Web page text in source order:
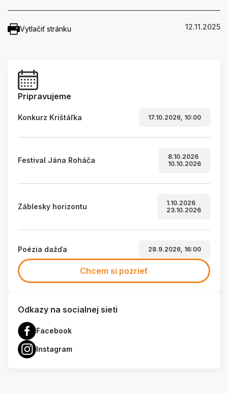
Vytlačiť stránku 12.11.2025
Pripravujeme
Konkurz Krištáľka 17.10.2026, 10:00
Festival Jána Roháča
8.10.2026
10.10.2026
Záblesky horizontu
1.10.2026
23.10.2026
Poézia dažďa 28.9.2026, 16:00
Chcem si pozrieť
Odkazy na socialnej sieti
Facebook
Instagram